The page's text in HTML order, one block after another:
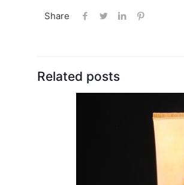
Share
Related posts